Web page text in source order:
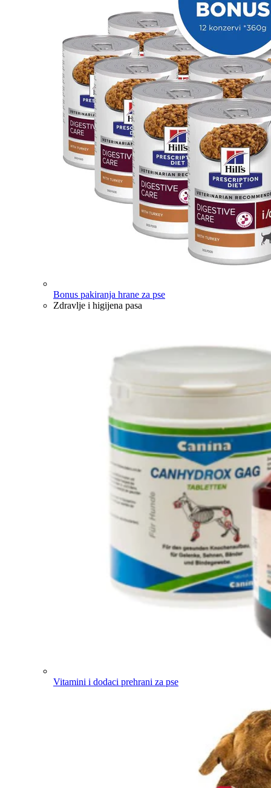
Bonus pakiranja hrane za pse
Zdravlje i higijena pasa
Vitamini i dodaci prehrani za pse